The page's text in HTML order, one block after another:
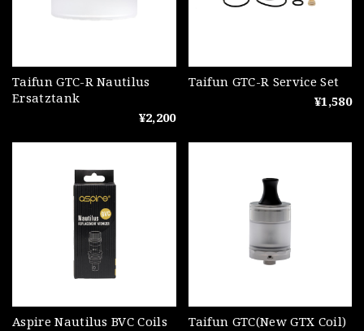
Taifun GTC-R Nautilus
Ersatztank
¥2,200
Taifun GTC-R Service Set
¥1,580
Aspire Nautilus BVC Coils
Taifun GTC(New GTX Coil)